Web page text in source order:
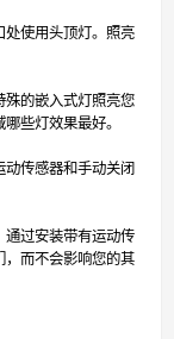
使用头顶灯。照亮
的嵌入式灯照亮您
些灯效果最好。
传感器和手动关闭
过安装带有运动传
而不会影响您的其